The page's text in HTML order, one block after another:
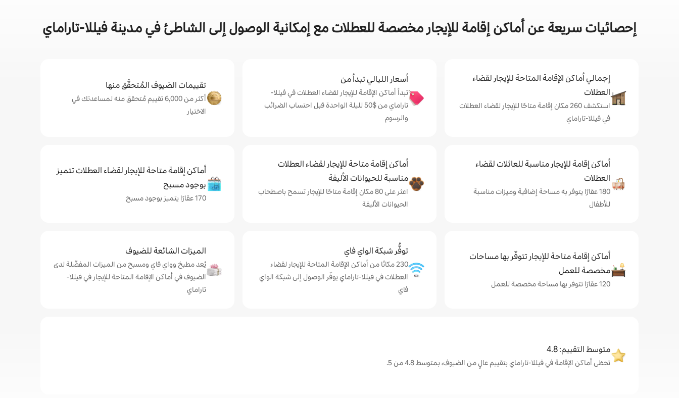
إحصائيات سريعة عن أماكن إقامة للإيجار مخصصة للعطلات مع إمكانية الوصول إلى الشاطئ في مدينة فيللا-تاراماي
إجمالي أماكن الإقامة المتاحة للإيجار لقضاء
العطلات
استكشف 260 مكان إقامة متاحًا للإيجار لقضاء العطلات
في فيللا-تاراماي
أسعار الليالي تبدأ من
تبدأ أماكن الإقامة للإيجار لقضاء العطلات في فيللا-
تاراماي من $‏50 لليلة الواحدة قبل احتساب الضرائب
والرسوم
تقييمات الضيوف المُتحقَّق منها
أكثر من 6,000 تقييم مُتحقق منه لمساعدتك في
الاختيار
أماكن إقامة للإيجار مناسبة للعائلات لقضاء
العطلات
180 عقارًا يتوفر به مساحة إضافية وميزات مناسبة
للأطفال
أماكن إقامة متاحة للإيجار لقضاء العطلات
مناسبة للحيوانات الأليفة
اعثر على 80 مكان إقامة متاحًا للإيجار تسمح باصطحاب
الحيوانات الأليفة
أماكن إقامة متاحة للإيجار لقضاء العطلات تتميز
بوجود مسبح
170 عقارًا يتميز بوجود مسبح
أماكن إقامة متاحة للإيجار تتوفّر بها مساحات
مخصصة للعمل
120 عقارًا تتوفر بها مساحة مخصصة للعمل
توفُّر شبكة الواي فاي
230 مكانًا من أماكن الإقامة المتاحة للإيجار لقضاء
العطلات في فيللا-تاراماي يوفّر الوصول إلى شبكة الواي
فاي
الميزات الشائعة للضيوف
يُعد مطبخ وواي فاي ومسبح من الميزات المفضّلة لدى
الضيوف في أماكن الإقامة المتاحة للإيجار في فيللا-
تاراماي
متوسط التقييم: 4.8
تحظى أماكن الإقامة في فيللا-تاراماي بتقييم عالٍ من الضيوف، بمتوسط 4.8 من 5.